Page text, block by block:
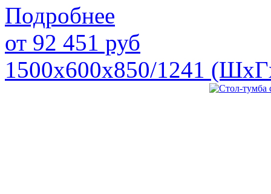
Подробнее
от 92 451 руб
1500х600х850/1241